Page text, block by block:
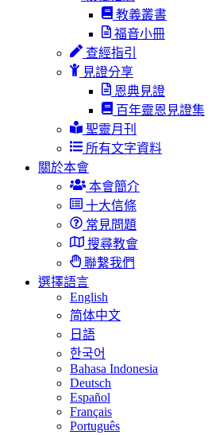
教義叢書
福音小冊
查經指引
見證分享
恩典見證
百年靈恩見證集
聖靈月刊
所有文字資料
關於本會
本會簡介
十大信條
常見問題
搜尋教會
聯繫我們
選擇語言
English
简体中文
日語
한국어
Bahasa Indonesia
Deutsch
Español
Français
Português